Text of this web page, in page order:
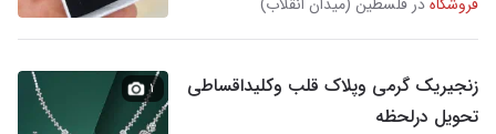
زنجیریک گرمی وپلاک قلب وکلیداقساطی
تحویل درلحظه
۱